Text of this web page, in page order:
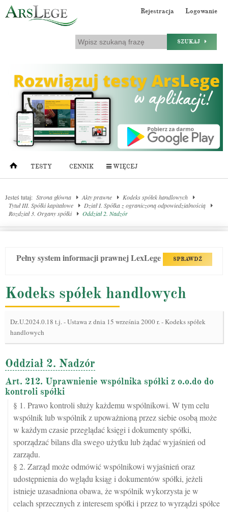
Rejestracja Logowanie
SZUKAJ
TESTY CENNIK WIĘCEJ
Jesteś tutaj: Strona główna Akty prawne
Kodeks spółek handlowych
Tytuł III. Spółki kapitałowe
Dział I. Spółka z ograniczoną odpowiedzialnością
Rozdział 3. Organy spółki
Oddział 2. Nadzór
Pełny system informacji prawnej LexLege SPRAWDŹ
Kodeks spółek handlowych
Dz.U.2024.0.18 t.j.-Ustawa z dnia 15 września 2000 r. - Kodeks spółek
handlowych
Oddział 2. Nadzór
Art. 212. Uprawnienie wspólnika spółki z o.o.do do
kontroli spółki
§ 1. Prawo kontroli służy każdemu wspólnikowi. W tym celu
wspólnik lub wspólnik z upoważnioną przez siebie osobą może
w każdym czasie przeglądać księgi i dokumenty spółki,
sporządzać bilans dla swego użytku lub żądać wyjaśnień od
zarządu.
§ 2. Zarząd może odmówić wspólnikowi wyjaśnień oraz
udostępnienia do wglądu ksiąg i dokumentów spółki, jeżeli
istnieje uzasadniona obawa, że wspólnik wykorzysta je w
celach sprzecznych z interesem spółki i przez to wyrządzi spółce